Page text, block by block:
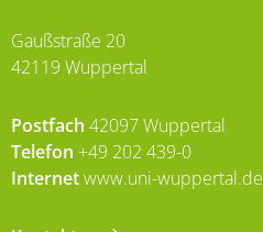
Gaußstraße 20
42119 Wuppertal
Postfach 42097 Wuppertal
Telefon +49 202 439-0
Internetwww.uni-wuppertal.de